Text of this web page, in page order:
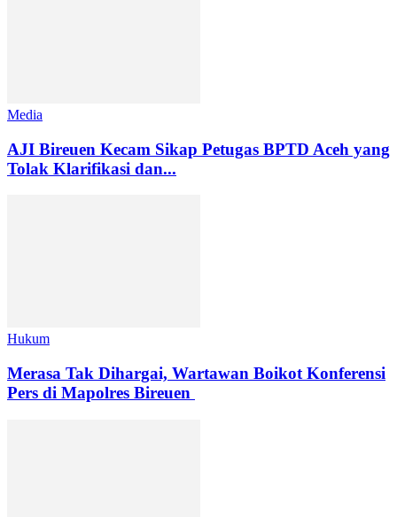
Media
AJI Bireuen Kecam Sikap Petugas BPTD Aceh yang
Tolak Klarifikasi dan...
Hukum
Merasa Tak Dihargai, Wartawan Boikot Konferensi
Pers di Mapolres Bireuen